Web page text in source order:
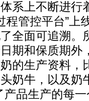
上不断进行
程管控平台”上
全面可追溯。
期和保质期外
的生产资料，
奶牛，以及奶
产品生产的每